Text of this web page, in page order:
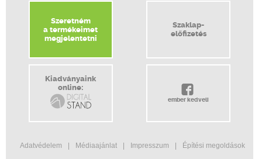
Szeretném
a termékeimet
megjelentetni
Szaklap-
előfizetés
Kiadványaink
online:
ember kedveli
Adatvédelem Médiaajánlat Impresszum Építési megoldások